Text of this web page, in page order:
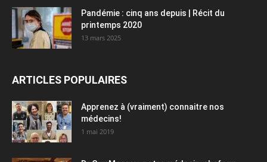
Pandémie : cinq ans depuis | Récit du
printemps 2020
13 mars 2025
ARTICLES POPULAIRES
Apprenez à (vraiment) connaitre nos
médecins!
1 mai 2019